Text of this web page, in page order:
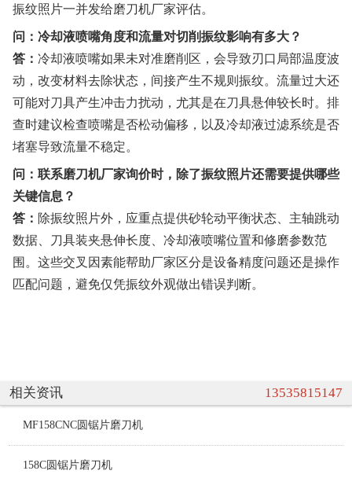
振纹照片一并发给磨刀机厂家评估。
问：冷却液喷嘴角度和流量对切削振纹影响有多大？
答： 冷却液喷嘴如果未对准磨削区，会导致刃口局部温度波
动，改变材料去除状态，间接产生不规则振纹。流量过大还
可能对刀具产生冲击力扰动，尤其是在刀具悬伸较长时。排
查时建议检查喷嘴是否松动偏移，以及冷却液过滤系统是否
堵塞导致流量不稳定。
问：联系磨刀机厂家询价时，除了振纹照片还需要提供哪些
关键信息？
答： 除振纹照片外，应重点提供砂轮动平衡状态、主轴跳动
数据、刀具装夹悬伸长度、冷却液喷嘴位置和修磨参数范
围。这些交叉因素能帮助厂家区分是设备精度问题还是操作
匹配问题，避免仅凭振纹外观做出错误判断。
相关资讯 13535815147
MF158CNC圆锯片磨刀机
158C圆锯片磨刀机